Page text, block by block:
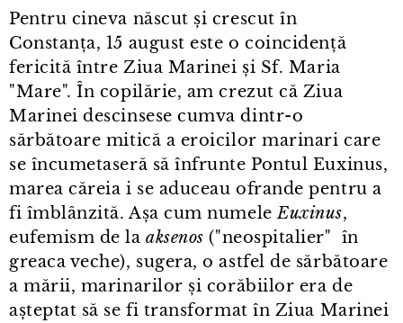
Pentru cineva născut și crescut în
Constanța, 15 august este o coincidență
fericită între Ziua Marinei și Sf. Maria
"Mare". În copilărie, am crezut că Ziua
Marinei descinsese cumva dintr⁠-⁠o
sărbătoare mitică a eroicilor marinari care
se încumetaseră să înfrunte Pontul Euxinus,
marea căreia i se aduceau ofrande pentru a
fi îmblânzită. Așa cum numeleEuxinus,
eufemism de laaksenos ("neospitalier" în
greaca veche), sugera, o astfel de sărbătoare
a mării, marinarilor și corăbiilor era de
așteptat să se fi transformat în Ziua Marinei